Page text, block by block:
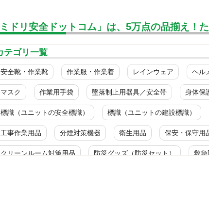
ミドリ安全ドットコム」は、5万点の品揃え！
テゴリ一覧
安全靴・作業靴 作業服・作業着 レインウェア ヘル
マスク 作業用手袋 墜落制止用器具／安全帯 身体保
標識（ユニットの安全標識） 標識（ユニットの建設標識）
工事作業用品 分煙対策機器 衛生用品 保安・保守用
クリーンルーム対策用品 防災グッズ（防災セット） 救急